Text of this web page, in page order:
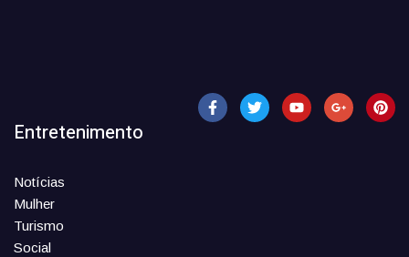
Entretenimento
Notícias
Mulher
Turismo
Social